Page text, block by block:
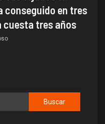
conseguido en tres
cuesta tres años
Buscar